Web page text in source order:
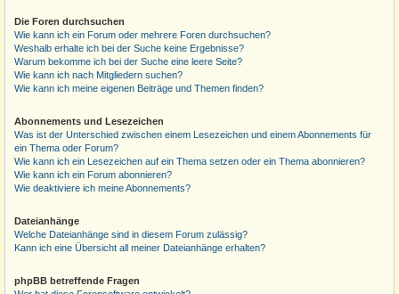
Die Foren durchsuchen
Wie kann ich ein Forum oder mehrere Foren durchsuchen?
Weshalb erhalte ich bei der Suche keine Ergebnisse?
Warum bekomme ich bei der Suche eine leere Seite?
Wie kann ich nach Mitgliedern suchen?
Wie kann ich meine eigenen Beiträge und Themen finden?
Abonnements und Lesezeichen
Was ist der Unterschied zwischen einem Lesezeichen und einem Abonnements für
ein Thema oder Forum?
Wie kann ich ein Lesezeichen auf ein Thema setzen oder ein Thema abonnieren?
Wie kann ich ein Forum abonnieren?
Wie deaktiviere ich meine Abonnements?
Dateianhänge
Welche Dateianhänge sind in diesem Forum zulässig?
Kann ich eine Übersicht all meiner Dateianhänge erhalten?
phpBB betreffende Fragen